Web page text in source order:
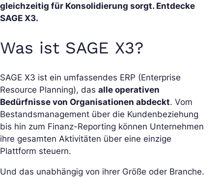
gleichzeitig für Konsolidierung sorgt. Entdecke
SAGE X3.
Was ist SAGE X3?
SAGE X3 ist ein umfassendes ERP (Enterprise
Resource Planning), das alle operativen
Bedürfnisse von Organisationen abdeckt. Vom
Bestandsmanagement über die Kundenbeziehung
bis hin zum Finanz-Reporting können Unternehmen
ihre gesamten Aktivitäten über eine einzige
Plattform steuern.
Und das unabhängig von ihrer Größe oder Branche.